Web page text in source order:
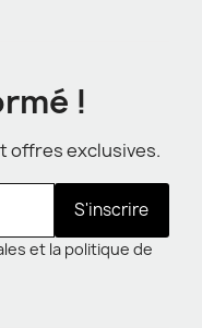
!
offres exclusives.
S'inscrire
et la politique de